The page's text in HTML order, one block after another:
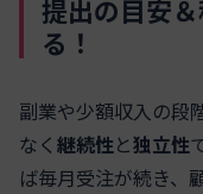
提出の目安
る！
副業や少額収入の段
なく 継続性と独立性
ば毎月受注が続き、